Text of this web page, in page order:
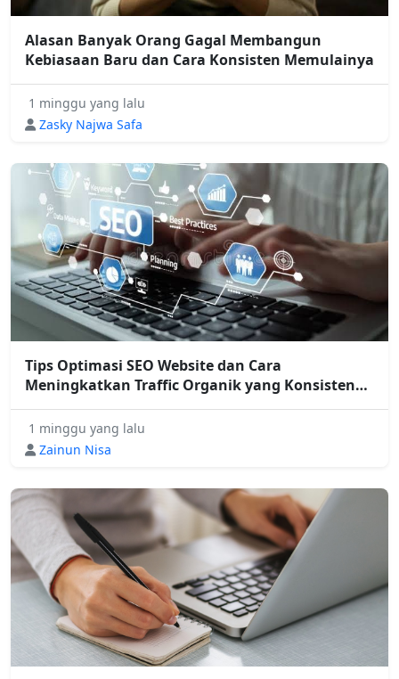
Alasan Banyak Orang Gagal Membangun
Kebiasaan Baru dan Cara Konsisten Memulainya
1 minggu yang lalu
Zasky Najwa Safa
Tips Optimasi SEO Website dan Cara
Meningkatkan Traffic Organik yang Konsisten
untuk Bisnis Digital
1 minggu yang lalu
Zainun Nisa